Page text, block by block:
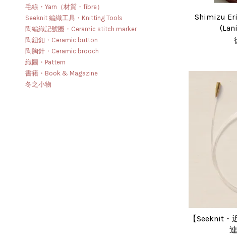
毛線・Yarn（材質・fibre）
Seeknit 編織工具・Knitting Tools
陶編織記號圈・Ceramic stitch marker
陶鈕釦・Ceramic button
陶胸針・Ceramic brooch
織圖・Pattern
書籍・Book & Magazine
冬之小物
Shimizu
【Seeknit